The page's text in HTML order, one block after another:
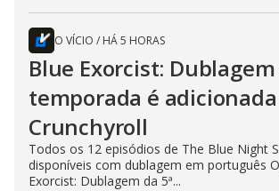
O VÍCIO / HÁ 5 HORAS
Blue Exorcist: Dublagem
temporada é
Crunchyroll
Todos os 12 episódios de The Blue Night
disponíveis com dublagem em português
Exorcist: Dublagem da 5ª...